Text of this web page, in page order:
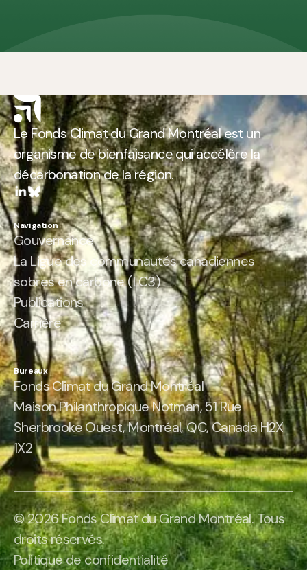
Le Fonds Climat du Grand Montréal est un
organisme de bienfaisance qui accélère la
décarbonation de la région.
Navigation
Gouvernance
La Ligue des communautés canadiennes
sobres en carbone (LC3)
Publications
Carrière
Bureaux
Fonds Climat du Grand Montréal
Maison Philanthropique Notman, 51 Rue
Sherbrooke Ouest, Montréal, QC, Canada H2X
1X2
© 2026 Fonds Climat du Grand Montréal. Tous
droits réservés.
Politique de confidentialité